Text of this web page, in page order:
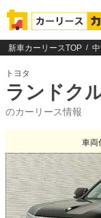
新車カーリースTOP
トヨタ
ランドク
のカーリース情報
車両